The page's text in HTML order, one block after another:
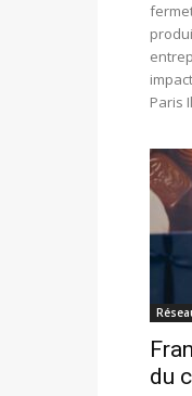
Paris
du